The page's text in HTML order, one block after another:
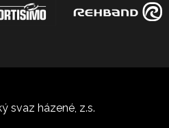
svaz házené, z.s.